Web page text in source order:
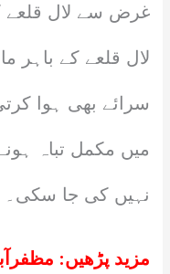
غرض سے لال قلعے
لال قلعے کے
میں مکمل تباہ
نہیں کی جا سکی۔
مزید پڑھیں: